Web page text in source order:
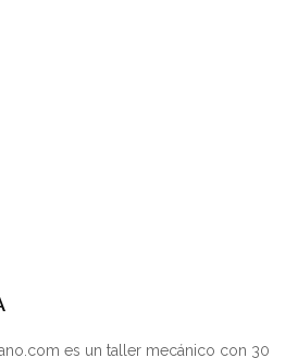
es un taller mecánico con 30